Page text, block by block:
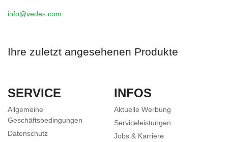
info@vedes.com
Ihre zuletzt angesehenen Produkte
SERVICE
Allgemeine
Geschäftsbedingungen
Datenschutz
INFOS
Aktuelle Werbung
Serviceleistungen
Jobs & Karriere